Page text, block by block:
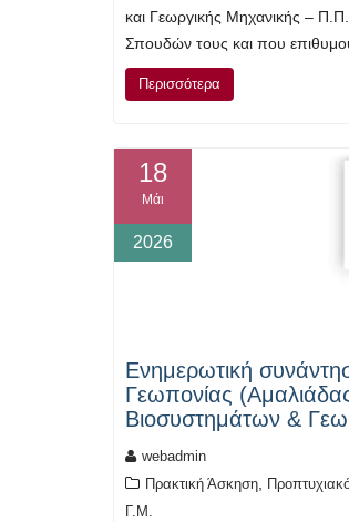
και Γεωργικής Μηχανικής –
Σπουδών τους και που
Περισσότερα
18
Μάι
2026
Ενημερωτική
Γεωπονίας
Βιοσυστημάτων &
webadmin
Πρακτική Άσκηση,
Γ.Μ.